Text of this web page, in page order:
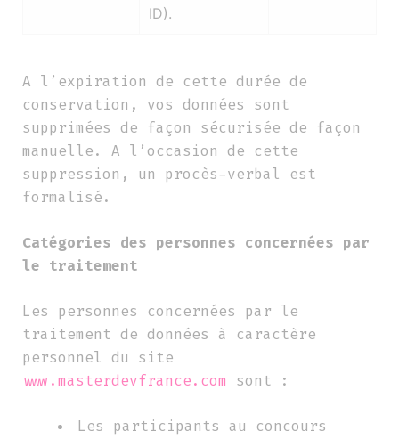
ID).
A l’expiration de cette durée de
conservation, vos données sont
supprimées de façon sécurisée de façon
manuelle. A l’occasion de cette
suppression, un procès-verbal est
formalisé.
Catégories des personnes concernées par
le traitement
Les personnes concernées par le
traitement de données à caractère
personnel du site
www.masterdevfrance.com sont :
Les participants au concours